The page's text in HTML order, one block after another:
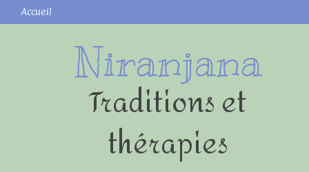
Accueil
Niranjana
Traditions et
thérapies